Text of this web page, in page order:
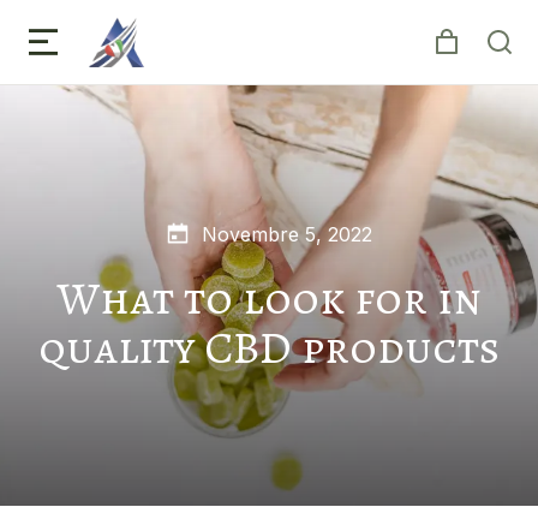
Novembre 5, 2022
What to look for in
quality CBD products